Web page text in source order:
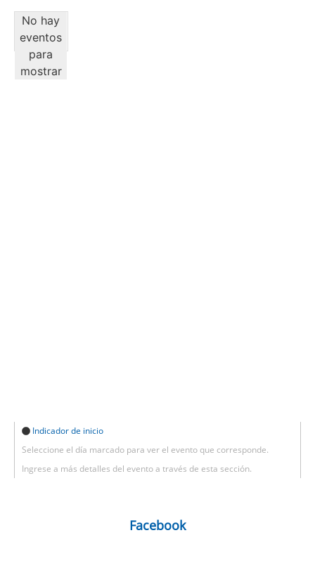
No hay
eventos
para
mostrar
Indicador de inicio
Seleccione el día marcado para ver el evento que corresponde.
Ingrese a más detalles del evento a través de esta sección.
Facebook